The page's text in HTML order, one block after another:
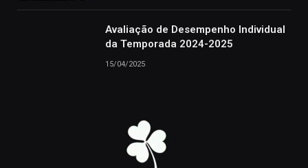
Avaliação de Desempenho Individual
da Temporada 2024-2025
15/04/2025